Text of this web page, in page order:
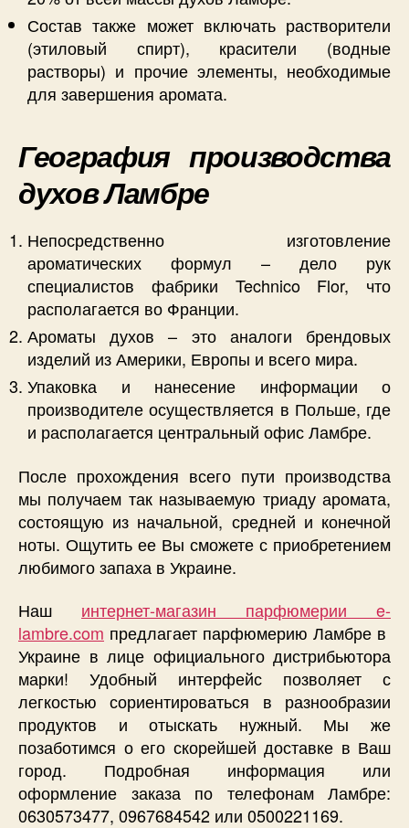
Состав также может включать растворители
(этиловый спирт), красители (водные
растворы) и прочие элементы, необходимые
для завершения аромата.
География производства
духов Ламбре
Непосредственно изготовление
ароматических формул – дело рук
специалистов фабрики Technico Flor, что
располагается во Франции.
Ароматы духов – это аналоги брендовых
изделий из Америки, Европы и всего мира.
Упаковка и нанесение информации о
производителе осуществляется в Польше, где
и располагается центральный офис Ламбре.
После прохождения всего пути производства
мы получаем так называемую триаду аромата,
состоящую из начальной, средней и конечной
ноты. Ощутить ее Вы сможете с приобретением
любимого запаха в Украине.
Наш интернет-магазин парфюмерии e-
lambre.com предлагает парфюмерию Ламбре в
Украине в лице официального дистрибьютора
марки! Удобный интерфейс позволяет с
легкостью сориентироваться в разнообразии
продуктов и отыскать нужный. Мы же
позаботимся о его скорейшей доставке в Ваш
город. Подробная информация или
оформление заказа по телефонам Ламбре:
0630573477, 0967684542 или 0500221169.